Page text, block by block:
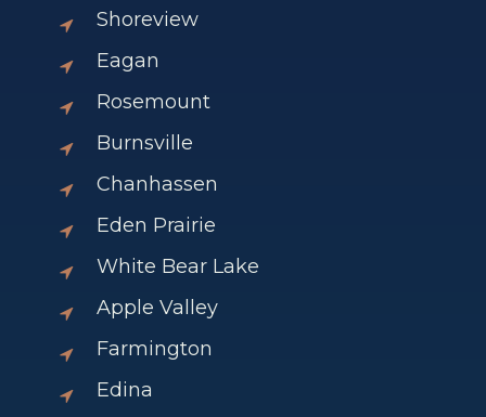
Shoreview
Eagan
Rosemount
Burnsville
Chanhassen
Eden Prairie
White Bear Lake
Apple Valley
Farmington
Edina